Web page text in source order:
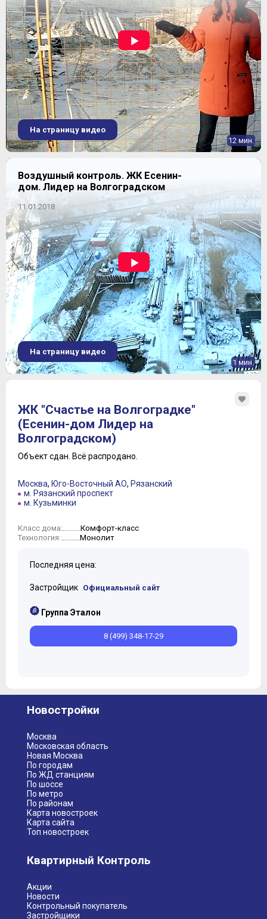
12 мин.
На страницу видео
Воздушный контроль. ЖК Есенин-
дом. Лидер на Волгоградском
11.01.2018
1 мин.
На страницу видео
ЖК "Счастье на Волгоградке"
(Есенин-дом Лидер на
Волгоградском)
Объект сдан. Всё распродано.
Москва, Юго-Восточный АО, Рязанский
м. Рязанский проспект
м. Кузьминки
Класс дома: Комфорт-класс
Технология: Монолит
Последняя цена:
Застройщик Официальный сайт
Группа Эталон
8 (499) 348-17-29
Новостройки
Москва
Московская область
Новая Москва
По городам
По ЖД станциям
По шоссе
По метро
По районам
Карта новостроек
Карта сайта
Топ новостроек
Квартирный Контроль
Акции
Новости
Контрольный покупатель
Застройщики